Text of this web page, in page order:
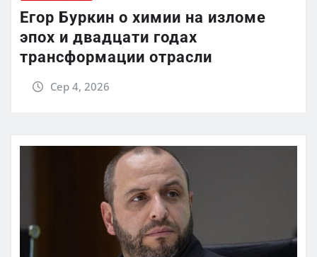
Егор Буркин о химии на изломе
эпох и двадцати годах
трансформации отрасли
Сер 4, 2026